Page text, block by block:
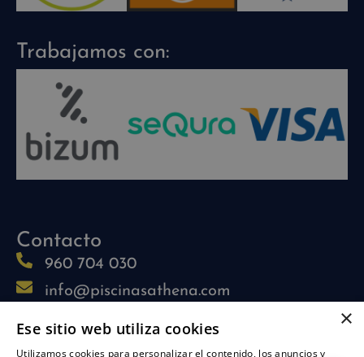
Trabajamos con:
Contacto
960 704 030
info@piscinasathena.com
×
Ese sitio web utiliza cookies
Utilizamos cookies para personalizar el contenido, los anuncios y